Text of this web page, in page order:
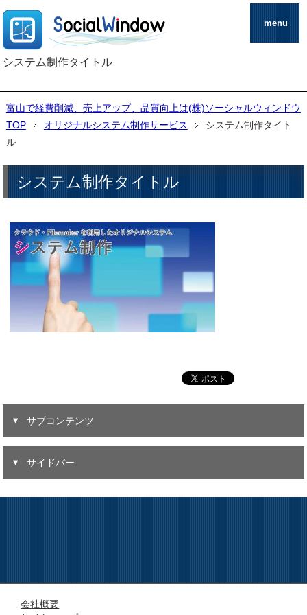
システム制作タイトル
menu
富山で経費削減、売上アップ、品質向上は(株)ソーシャルウィンドウ
TOP
オリジナルシステム制作サービス
システム制作タイト
ル
システム制作タイトル
サブコンテンツ
サイドバー
会社概要